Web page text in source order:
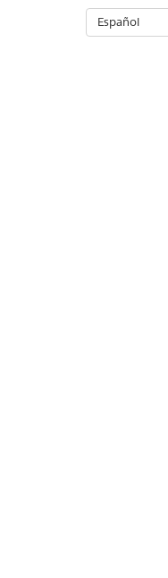
Español